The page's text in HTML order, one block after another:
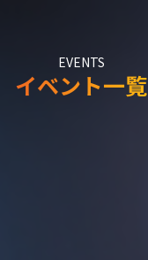
EVENTS
イベント一覧